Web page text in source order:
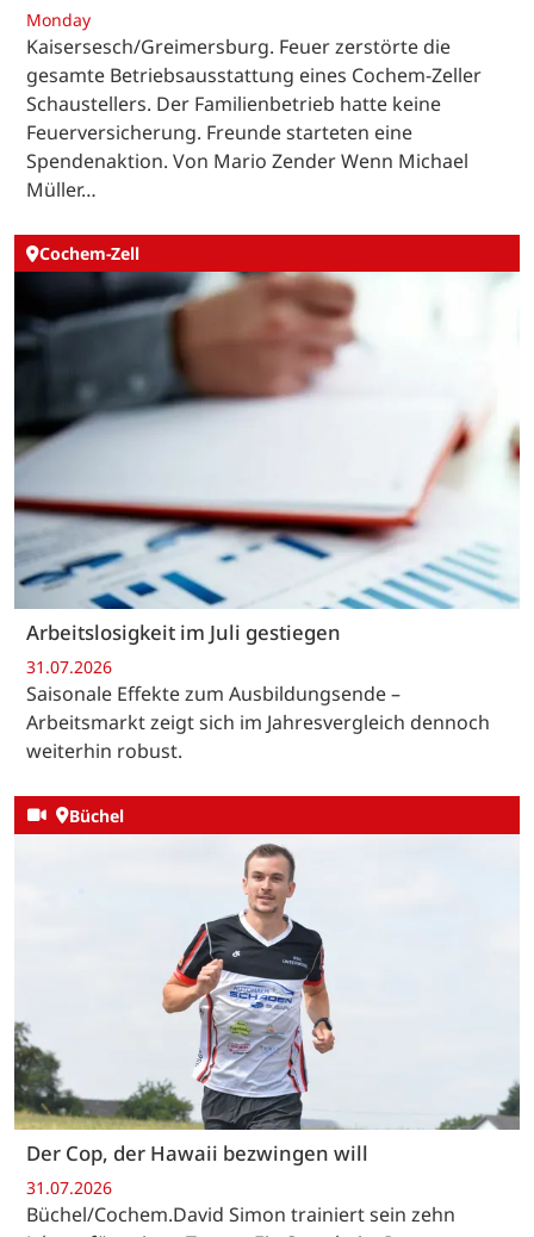
Monday
Kaisersesch/Greimersburg. Feuer zerstörte die
gesamte Betriebsausstattung eines Cochem-Zeller
Schaustellers. Der Familienbetrieb hatte keine
Feuerversicherung. Freunde starteten eine
Spendenaktion. Von Mario Zender Wenn Michael
Müller…
Cochem-Zell
Arbeitslosigkeit im Juli gestiegen
31.07.2026
Saisonale Effekte zum Ausbildungsende –
Arbeitsmarkt zeigt sich im Jahresvergleich dennoch
weiterhin robust.
Büchel
Der Cop, der Hawaii bezwingen will
31.07.2026
Büchel/Cochem.David Simon trainiert sein zehn